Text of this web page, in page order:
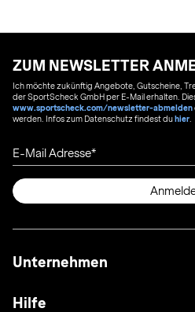
ZUM NEWSLETTER
Ich möchte zukünftig Angebote, Gutscheine,
der SportScheck GmbH per E-Mail erhalten.
www.sportscheck.com/newsletter-abmelden
werden. Infos zum Datenschutz findest duhier
E-Mail Adresse
Unternehmen
Hilfe